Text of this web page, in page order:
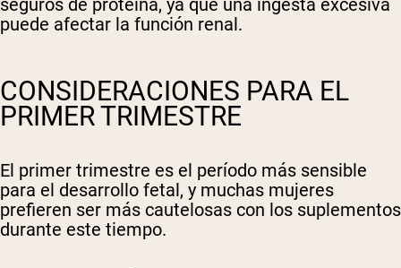
seguros de proteína, ya que una ingesta excesiva
puede afectar la función renal.
CONSIDERACIONES PARA EL
PRIMER TRIMESTRE
El primer trimestre es el período más sensible
para el desarrollo fetal, y muchas mujeres
prefieren ser más cautelosas con los suplementos
durante este tiempo.